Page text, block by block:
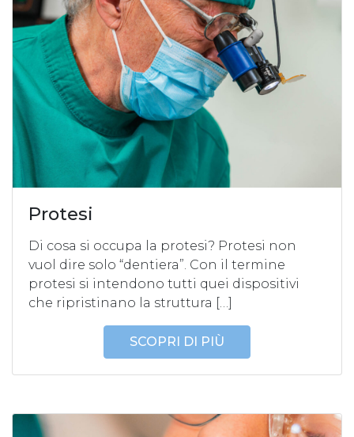
Protesi
Di cosa si occupa la protesi? Protesi non
vuol dire solo “dentiera”. Con il termine
protesi si intendono tutti quei dispositivi
che ripristinano la struttura […]
SCOPRI DI PIÙ